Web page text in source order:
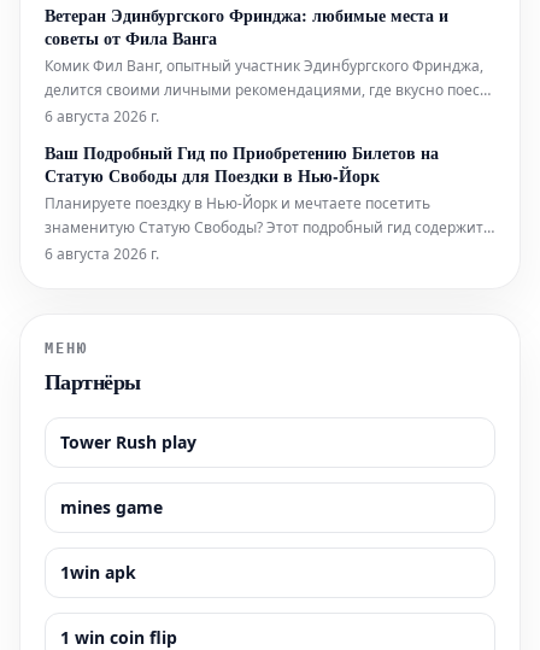
остановиться в этом легендарном регионе.
Ветеран Эдинбургского Фринджа: любимые места и
советы от Фила Ванга
Комик Фил Ванг, опытный участник Эдинбургского Фринджа,
делится своими личными рекомендациями, где вкусно поесть
и выпить во время фестиваля в этом году. Он также указывает
забронировать.
6 августа 2026 г.
Ваш Подробный Гид по Приобретению Билетов на
Статую Свободы для Поездки в Нью-Йорк
Планируете поездку в Нью-Йорк и мечтаете посетить
знаменитую Статую Свободы? Этот подробный гид содержит
всю необходимую информацию, которая поможет вам легко
6 августа 2026 г.
МЕНЮ
Партнёры
Tower Rush play
mines game
1win apk
1 win coin flip